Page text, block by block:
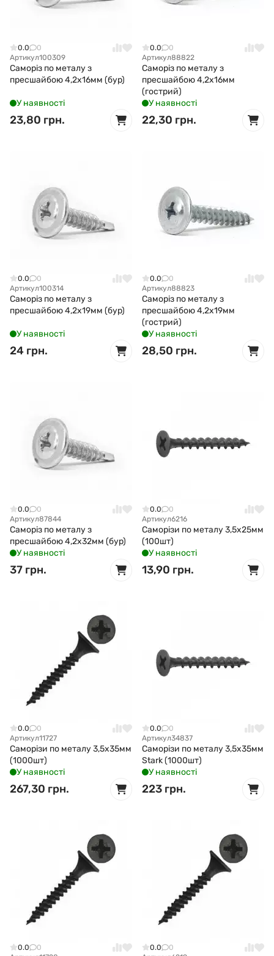
0.0
0
Артикул100309
Саморіз по металу з
пресшайбою 4,2x16мм (бур)
У наявності
23,80 грн.
0.0
0
Артикул88822
Саморіз по металу з
пресшайбою 4,2x16мм
(гострий)
У наявності
22,30 грн.
0.0
0
Артикул100314
Саморіз по металу з
пресшайбою 4,2x19мм (бур)
У наявності
24 грн.
0.0
0
Артикул88823
Саморіз по металу з
пресшайбою 4,2x19мм
(гострий)
У наявності
28,50 грн.
0.0
0
Артикул87844
Саморіз по металу з
пресшайбою 4,2x32мм (бур)
У наявності
37 грн.
0.0
0
Артикул6216
Саморізи по металу 3,5x25мм
(100шт)
У наявності
13,90 грн.
0.0
0
Артикул11727
Саморізи по металу 3,5x35мм
(1000шт)
У наявності
267,30 грн.
0.0
0
Артикул34837
Саморізи по металу 3,5x35мм
Stark (1000шт)
У наявності
223 грн.
0.0
0
0.0
0